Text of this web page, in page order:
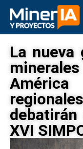
La nueva
XVI